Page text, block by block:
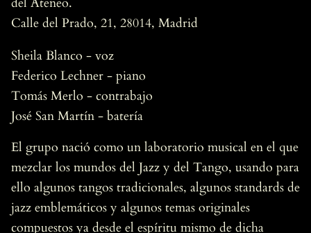
Calle del Prado, 21, 28014, Madrid
Sheila Blanco - voz
Federico Lechner - piano
Tomás Merlo - contrabajo
José San Martín - batería
El grupo nació como un laboratorio musical en el que
mezclar los mundos del Jazz y del Tango, usando para
ello algunos tangos tradicionales, algunos standards de
jazz emblemáticos y algunos temas originales
compuestos ya desde el espíritu mismo de dicha